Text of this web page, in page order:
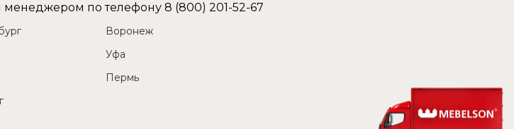
менеджером по телефону 8 (800) 201-52-67
Воронеж
Уфа
Пермь